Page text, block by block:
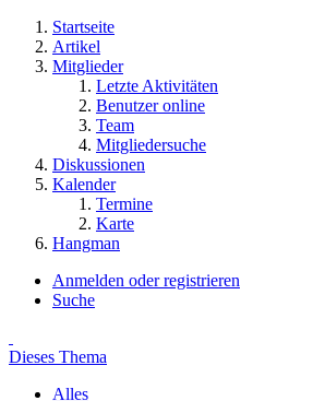
Startseite
Artikel
Mitglieder
Letzte Aktivitäten
Benutzer online
Team
Mitgliedersuche
Diskussionen
Kalender
Termine
Karte
Hangman
Anmelden oder registrieren
Suche
Dieses Thema
Alles